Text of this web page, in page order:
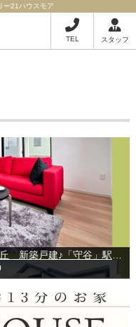
ー21ハウスモア
TEL スタッフ